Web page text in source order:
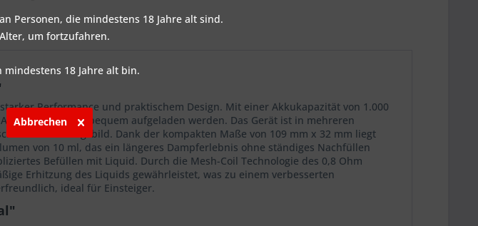
Performance und praktischem Design. Mit einer Akkukapazität von 1.000
(5V/1A) bequem aufgeladen werden. Das Gerät ist in mehreren
Erscheinungsbild. Dank der kompakten Maße von 109 mm x 32 mm liegt
von 10 ml, das ein längeres Dampferlebnis ohne ständiges Nachfüllen
Befüllen mit Liquid. Durch die Mesh-Coil Technologie des 0,8 Ohm
Erhitzung des Liquids gewährleistet, was zu einem verbesserten
ideal für Einsteiger.
Personen, die mindestens 18 Jahre alt sind.
um fortzufahren.
18 Jahre alt bin.
Abbrechen